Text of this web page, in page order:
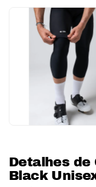
Detalhes de
Black